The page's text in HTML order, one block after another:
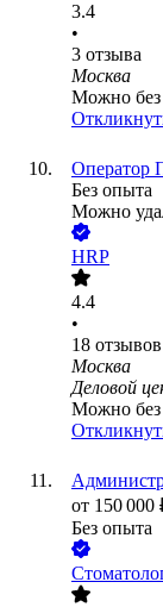
3.4
•
3 отзыва
Москва
Можно без
Оператор
Без опыта
Можно
HRP
4.4
•
18 отзывов
Москва
Деловой
Можно без
от 150 000
Без опыта